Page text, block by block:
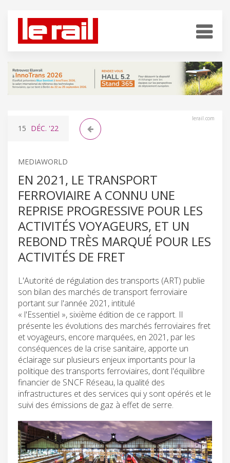
lerail.com
15 DÉC. '22
MEDIAWORLD
EN 2021, LE TRANSPORT
FERROVIAIRE A CONNU UNE
REPRISE PROGRESSIVE POUR LES
ACTIVITÉS VOYAGEURS, ET UN
REBOND TRÈS MARQUÉ POUR LES
ACTIVITÉS DE FRET
L'Autorité de régulation des transports (ART) publie
son bilan des marchés de transport ferroviaire
portant sur l'année 2021, intitulé
« l'Essentiel », sixième édition de ce rapport. Il
présente les évolutions des marchés ferroviaires fret
et voyageurs, encore marquées, en 2021, par les
conséquences de la crise sanitaire, apporte un
éclairage sur plusieurs enjeux importants pour la
politique des transports ferroviaires, dont l'équilibre
financier de SNCF Réseau, la qualité des
infrastructures et des services qui y sont opérés et le
suivi des émissions de gaz à effet de serre.